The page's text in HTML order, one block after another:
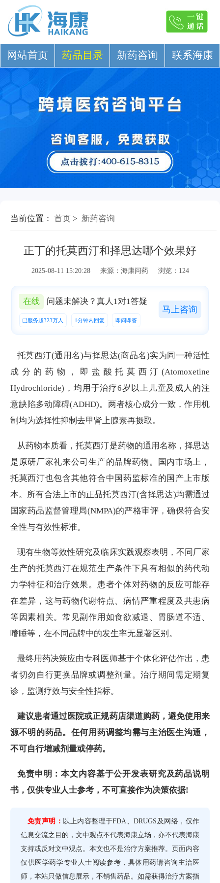
网站首页 药品目录 新药咨询 联系海康
当前位置： 首页 > 新药咨询
正丁的托莫西汀和择思达哪个效果好
2025-08-11 15:20:28 来源：海康问药 浏览：124
在线 问题未解决？真人1对1答疑
已服务超323万人 1分钟内回复 即问即答
马上咨询
托莫西汀(通用名)与择思达(商品名)实为同一种活性
成分的药物，即盐酸托莫西汀(Atomoxetine
Hydrochloride)，均用于治疗6岁以上儿童及成人的注
意缺陷多动障碍(ADHD)。两者核心成分一致，作用机
制均为选择性抑制去甲肾上腺素再摄取。
从药物本质看，托莫西汀是药物的通用名称，择思达
是原研厂家礼来公司生产的品牌药物。国内市场上，
托莫西汀也包含其他符合中国药监标准的国产上市版
本。所有合法上市的正品托莫西汀(含择思达)均需通过
国家药品监督管理局(NMPA)的严格审评，确保符合安
全性与有效性标准。
现有生物等效性研究及临床实践观察表明，不同厂家
生产的托莫西汀在规范生产条件下具有相似的药代动
力学特征和治疗效果。患者个体对药物的反应可能存
在差异，这与药物代谢特点、病情严重程度及共患病
等因素相关。常见副作用如食欲减退、胃肠道不适、
嗜睡等，在不同品牌中的发生率无显著区别。
最终用药决策应由专科医师基于个体化评估作出，患
者切勿自行更换品牌或调整剂量。治疗期间需定期复
诊，监测疗效与安全性指标。
建议患者通过医院或正规药店渠道购药，避免使用来
源不明的药品。任何用药调整均需与主治医生沟通，
不可自行增减剂量或停药。
免责申明：本文内容基于公开发表研究及药品说明
书，仅供专业人士参考，不可直接作为决策依据!
免责声明： 以上内容整理于FDA、DRUGS及网络，仅作
信息交流之目的，文中观点不代表海康立场，亦不代表海康
支持或反对文中观点。本文也不是治疗方案推荐。页面内容
仅供医学药学专业人士阅读参考，具体用药请咨询主治医
师，本站只做信息展示，不销售药品。如需获得治疗方案指